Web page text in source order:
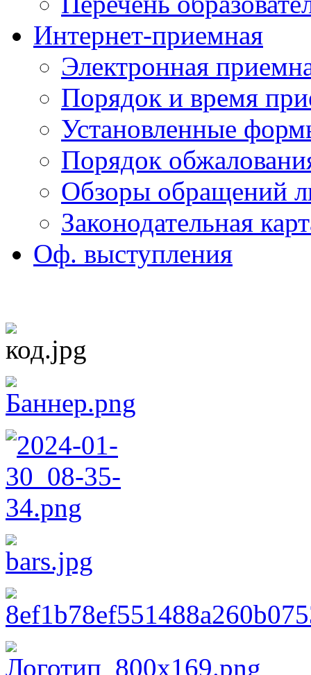
Интернет-приемная
Электронная
Порядок и время
Установленные
Порядок
Обзоры обращений
Законодательная
Оф. выступления